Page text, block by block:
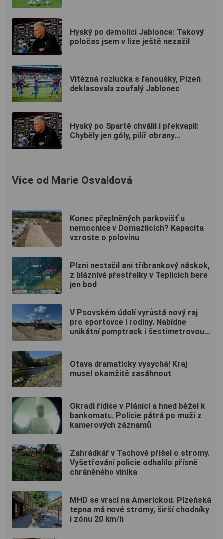
Hyský po demolici Jablonce: Takový
poločas jsem v lize ještě nezažil
Vítězná rozlučka s fanoušky, Plzeň
deklasovala zoufalý Jablonec
Hyský po Spartě chválil i překvapil:
Chyběly jen góly, pilíř obrany...
Více od Marie Osvaldová
Konec přeplněných parkovišť u
nemocnice v Domažlicích? Kapacita
vzroste o polovinu
Plzni nestačil ani tříbrankový náskok,
z bláznivé přestřelky v Teplicích bere
jen bod
V Psovském údolí vyrůstá nový raj
pro sportovce i rodiny. Nabídne
unikátní pumptrack i šestimetrovou
Otava dramaticky vysychá! Kraj
musel okamžitě zasáhnout
Okradl řidiče v Plánici a hned běžel k
bankomatu. Policie pátrá po muži z
kamerových záznamů
Zahrádkář v Tachově přišel o stromy.
Vyšetřování policie odhalilo přísně
chráněného viníka
MHD se vrací na Americkou. Plzeňská
tepna má nové stromy, širší chodníky
i zónu 20 km/h